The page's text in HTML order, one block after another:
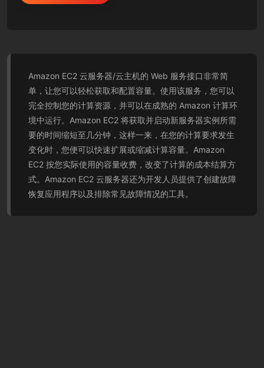
Amazon EC2 云服务器/云主机的 Web 服务接口非常简
单，让您可以轻松获取和配置容量。使用该服务，您可以
完全控制您的计算资源，并可以在成熟的 Amazon 计算环
境中运行。Amazon EC2 将获取并启动新服务器实例所需
要的时间缩短至几分钟，这样一来，在您的计算要求发生
变化时，您便可以快速扩展或缩减计算容量。Amazon
EC2 按您实际使用的容量收费，改变了计算的成本结算方
式。Amazon EC2 云服务器还为开发人员提供了创建故障
恢复应用程序以及排除常见故障情况的工具。